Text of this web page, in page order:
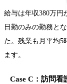
給与は年収380万円
日勤のみの勤務と
た。残業も月平均5
ます。
Case C：訪問